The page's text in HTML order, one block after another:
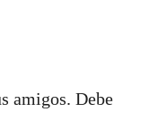
amigos. Debe